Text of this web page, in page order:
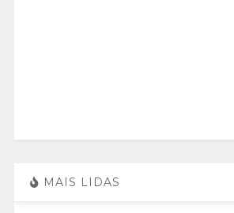
MAIS LIDAS